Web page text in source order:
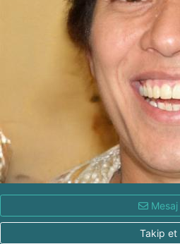
Mesaj
Takip et